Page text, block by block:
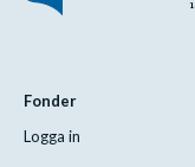
Fonder
Logga in